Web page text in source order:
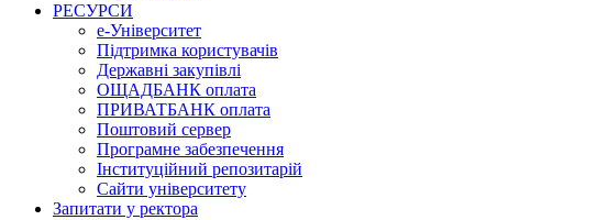
РЕСУРСИ
е-Університет
Підтримка користувачів
Державні закупівлі
ОЩАДБАНК оплата
ПРИВАТБАНК оплата
Поштовий сервер
Програмне забезпечення
Інституційний репозитарій
Сайти університету
Запитати у ректора